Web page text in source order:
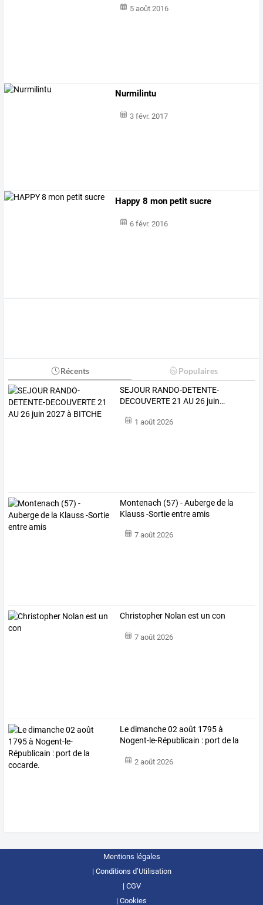
5 août 2016
Nurmilintu
3 févr. 2017
Happy 8 mon petit sucre
6 févr. 2016
Récents Populaires
SEJOUR RANDO-DETENTE-
DECOUVERTE21 AU26 juin…
1 août 2026
Montenach (57) - Auberge de la
Klauss -Sortie entre amis
7 août 2026
Christopher Nolan est un con
7 août 2026
Le dimanche 02 août 1795 à
Nogent-le-Républicain : port de la
2 août 2026
Mentions légales
Conditions d’Utilisation
CGV
Cookies